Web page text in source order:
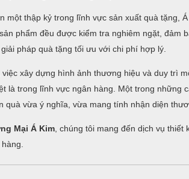
một thập kỷ trong lĩnh vực sản xuất quà tặng,
phẩm đều được kiểm tra nghiêm ngặt, đảm
pháp quà tặng tối ưu với chi phí hợp lý.
xây dựng hình ảnh thương hiệu và duy trì
là trong lĩnh vực ngân hàng. Một trong những
quà vừa ý nghĩa, vừa mang tính nhận diện
Mại Á Kim , chúng tôi mang đến dịch vụ